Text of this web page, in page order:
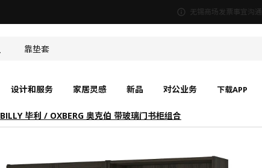
无锡商场发票事宜沟通
靠垫套
食品盒
设计和服务 家居灵感 新品 对公业务 下载APP
BILLY 毕利 / OXBERG 奥克伯 带玻璃门书柜组合